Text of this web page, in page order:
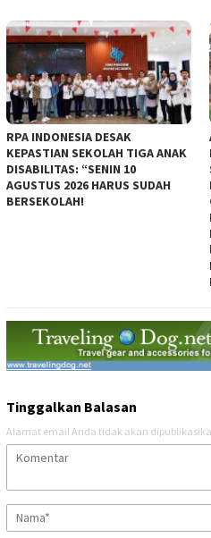
RPA INDONESIA DESAK
KEPASTIAN SEKOLAH TIGA ANAK
DISABILITAS: “SENIN 10
AGUSTUS 2026 HARUS SUDAH
BERSEKOLAH!
Tinggalkan Balasan
Alamat email Anda tidak akan